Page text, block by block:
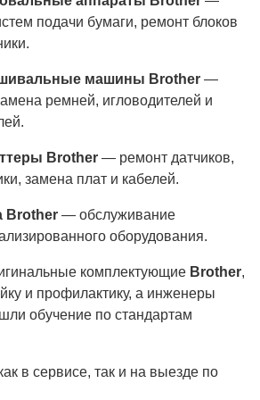
подачи бумаги, ремонт блоков
машины Brother —
ремней, игловодителей и
Brother — ремонт датчиков,
замена плат и кабелей.
Brother — обслуживание
оборудования.
комплектующие Brother,
и профилактику, а инженеры
обучение по стандартам
в сервисе, так и на выезде по